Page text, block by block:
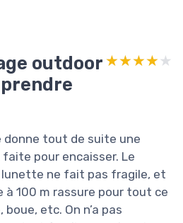
outdoor ★★★★★
★★★★★
donne tout de suite une
pour encaisser. Le
ne fait pas fragile, et
à 100 m rassure pour tout ce
etc. On n’a pas